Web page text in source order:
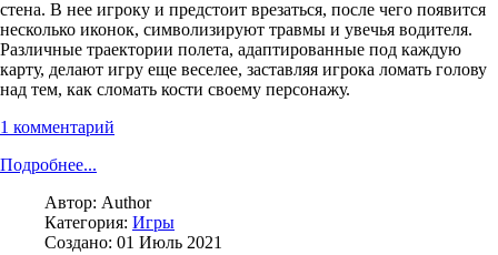
стена. В нее игроку и предстоит врезаться, после чего появится
несколько иконок, символизируют травмы и увечья водителя.
Различные траектории полета, адаптированные под каждую
карту, делают игру еще веселее, заставляя игрока ломать голову
над тем, как сломать кости своему персонажу.
1 комментарий
Подробнее...
Автор: Author
Категория: Игры
Создано: 01 Июль 2021